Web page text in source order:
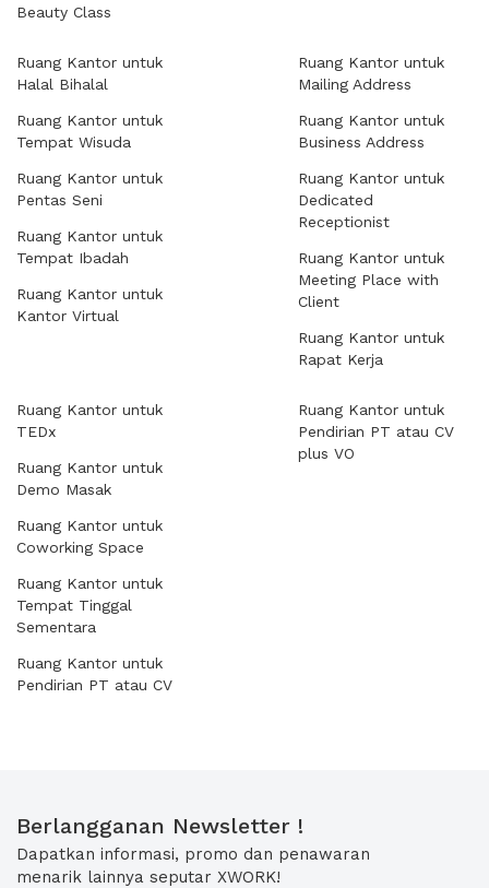
Beauty Class
Ruang Kantor untuk
Halal Bihalal
Ruang Kantor untuk
Tempat Wisuda
Ruang Kantor untuk
Pentas Seni
Ruang Kantor untuk
Tempat Ibadah
Ruang Kantor untuk
Kantor Virtual
Ruang Kantor untuk
Mailing Address
Ruang Kantor untuk
Business Address
Ruang Kantor untuk
Dedicated
Receptionist
Ruang Kantor untuk
Meeting Place with
Client
Ruang Kantor untuk
Rapat Kerja
Ruang Kantor untuk
TEDx
Ruang Kantor untuk
Demo Masak
Ruang Kantor untuk
Coworking Space
Ruang Kantor untuk
Tempat Tinggal
Sementara
Ruang Kantor untuk
Pendirian PT atau CV
Ruang Kantor untuk
Pendirian PT atau CV
plus VO
Berlangganan Newsletter !
Dapatkan informasi, promo dan penawaran
menarik lainnya seputar XWORK!